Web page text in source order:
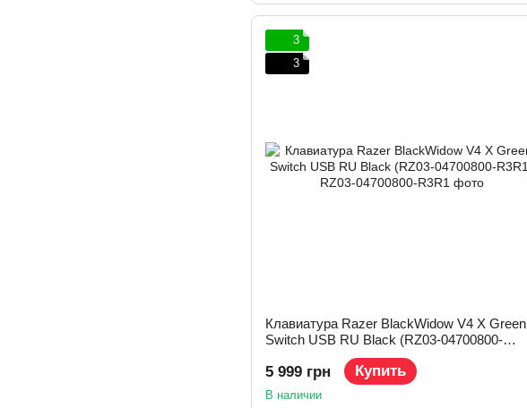
3
3
Клавиатура Razer BlackWidow V4 X Green
Switch USB RU Black (RZ03-04700800-
5 999 грн Купить
В наличии